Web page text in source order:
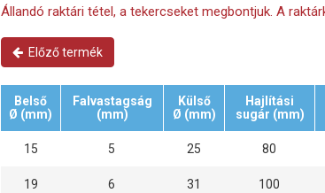
Állandó raktári tétel, a tekercseket megbontjuk. A
Előző termék
Belső
Ø (mm)
Falvastagság
(mm)
Külső
Ø (mm)
Hajlítási
sugár (mm)
15 5 25 80
19 6 31 100